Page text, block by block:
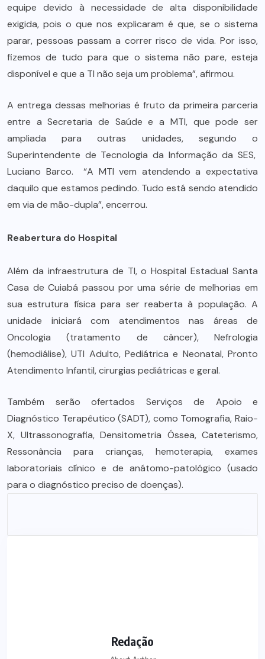
equipe devido à necessidade de alta disponibilidade
exigida, pois o que nos explicaram é que, se o sistema
parar, pessoas passam a correr risco de vida. Por isso,
fizemos de tudo para que o sistema não pare, esteja
disponível e que a TI não seja um problema”, afirmou.
A entrega dessas melhorias é fruto da primeira parceria
entre a Secretaria de Saúde e a MTI, que pode ser
ampliada para outras unidades, segundo o
Superintendente de Tecnologia da Informação da SES,
Luciano Barco. “A MTI vem atendendo a expectativa
daquilo que estamos pedindo. Tudo está sendo atendido
em via de mão-dupla”, encerrou.
Reabertura do Hospital
Além da infraestrutura de TI, o Hospital Estadual Santa
Casa de Cuiabá passou por uma série de melhorias em
sua estrutura física para ser reaberta à população. A
unidade iniciará com atendimentos nas áreas de
Oncologia (tratamento de câncer), Nefrologia
(hemodiálise), UTI Adulto, Pediátrica e Neonatal, Pronto
Atendimento Infantil, cirurgias pediátricas e geral.
Também serão ofertados Serviços de Apoio e
Diagnóstico Terapêutico (SADT), como Tomografia, Raio-
X, Ultrassonografia, Densitometria Óssea, Cateterismo,
Ressonância para crianças, hemoterapia, exames
laboratoriais clínico e de anátomo-patológico (usado
para o diagnóstico preciso de doenças).
Redação